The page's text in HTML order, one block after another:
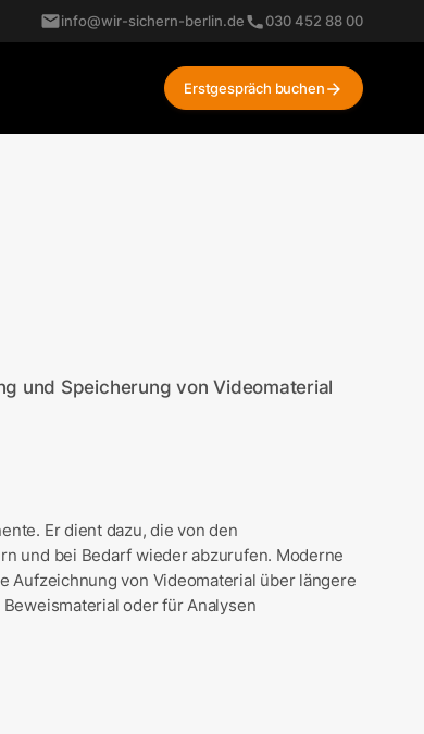
info@wir-sichern-berlin.de 030 452 88 00
Erstgespräch buchen
und Speicherung von Videomaterial
Er dient dazu, die von den
und bei Bedarf wieder abzurufen. Moderne
von Videomaterial über längere
oder für Analysen